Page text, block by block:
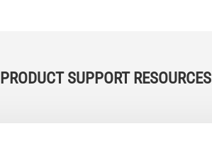
PRODUCT SUPPORT RESOURCES